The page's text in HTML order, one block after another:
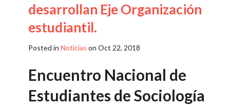
desarrollan Eje Organización
estudiantil.
Posted in Noticias on Oct 22, 2018
Encuentro Nacional de
Estudiantes de Sociología